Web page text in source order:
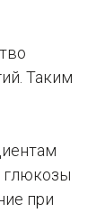
Таким
глюкозы
при